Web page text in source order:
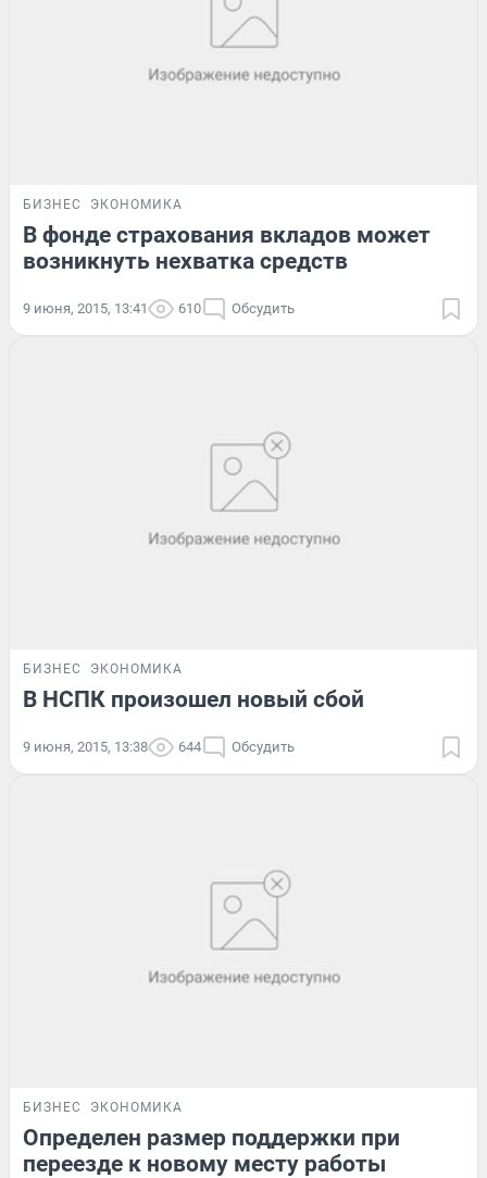
БИЗНЕС ЭКОНОМИКА
В фонде страхования вкладов может
возникнуть нехватка средств
9 июня, 2015, 13:41 610 Обсудить
БИЗНЕС ЭКОНОМИКА
В НСПК произошел новый сбой
9 июня, 2015, 13:38 644 Обсудить
БИЗНЕС ЭКОНОМИКА
Определен размер поддержки при
переезде к новому месту работы